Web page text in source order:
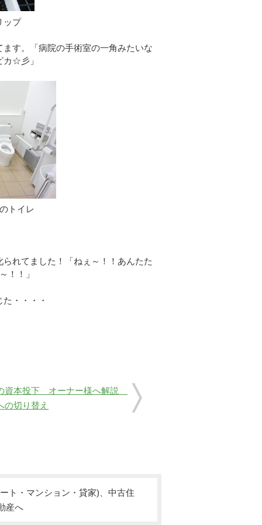
ップ
す。「病院の手術室の一角みたいな
カ☆彡」
トイレ
れてました！「ねぇ～！！あんたた
！！」
・・・・
資本投下 オーナー様へ解説
の切り替え
ト・マンション・貸家)、中古住
産へ